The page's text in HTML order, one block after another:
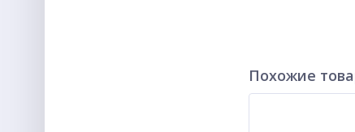
Похожие